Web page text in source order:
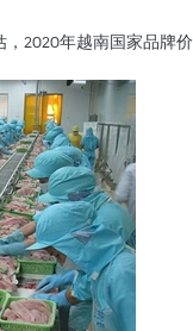
，2020年越南国家品牌价